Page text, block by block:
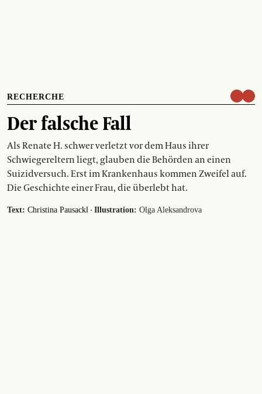
RECHERCHE
Der falsche Fall
Als Renate H. schwer verletzt vor dem Haus ihrer
Schwiegereltern liegt, glauben die Behörden an einen
Suizidversuch. Erst im Krankenhaus kommen Zweifel auf.
Die Geschichte einer Frau, die überlebt hat.
Text: Christina Pausackl · Illustration: Olga Aleksandrova